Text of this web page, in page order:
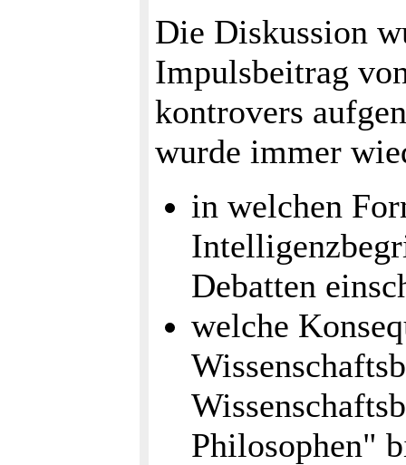
Die Diskussion
Impulsbeitrag
kontrovers
wurde immer
in welchen
Debatten
welche
Philosophen"